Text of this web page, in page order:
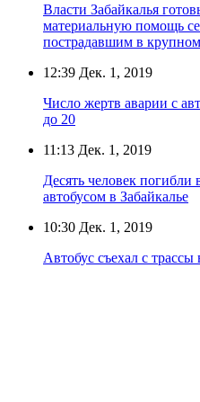
Власти Забайкалья
материальную помощь
пострадавшим в
12:39 Дек. 1, 2019
Число жертв аварии с
до 20
11:13 Дек. 1, 2019
Десять человек
автобусом в Забайкалье
10:30 Дек. 1, 2019
Автобус съехал с трассы